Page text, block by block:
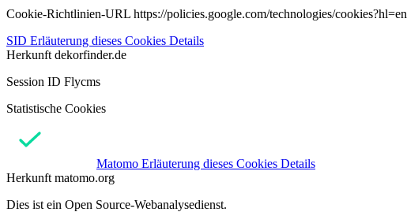
Cookie-Richtlinien-URL https://policies.google.com/technologies/cookies?hl=en
SID Erläuterung dieses Cookies Details
Herkunft dekorfinder.de
Session ID Flycms
Statistische Cookies
Matomo Erläuterung dieses Cookies Details
Herkunft matomo.org
Dies ist ein Open Source-Webanalysedienst.